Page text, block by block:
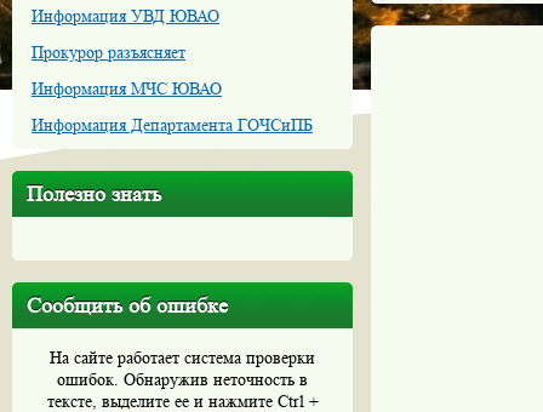
Информация УВД ЮВАО
Прокурор разъясняет
Информация МЧС ЮВАО
Информация Департамента ГОЧСиПБ
Полезно знать
Сообщить об ошибке
На сайте работает система проверки
ошибок. Обнаружив неточность в
тексте, выделите ее и нажмите Ctrl +